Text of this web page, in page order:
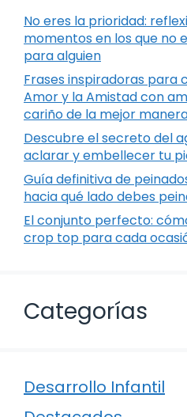
No eres la prioridad:
momentos en los que no
para alguien
Frases inspiradoras para
Amor y la Amistad con
cariño de la mejor
Descubre el secreto del
aclarar y embellecer tu
Guía definitiva de
hacia qué lado debes
El conjunto perfecto:
crop top para cada
Categorías
Desarrollo Infantil